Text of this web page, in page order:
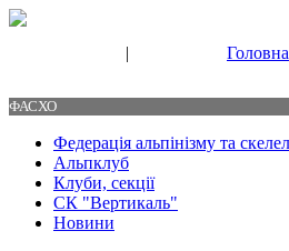
| Головна
ФАСХО
Федерація альпінізму та
Альпклуб
Клуби, секції
СК "Вертикаль"
Новини